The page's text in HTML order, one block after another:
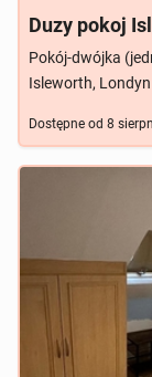
Duzy pokoj
Pokój-dwójka
Isleworth,
Dostępne od 8